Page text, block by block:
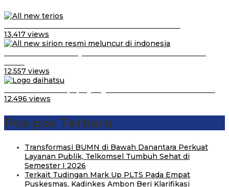
13.417 views
12.557 views
12.496 views
Pos-pos Terbaru
Transformasi BUMN di Bawah Danantara Perkuat
Layanan Publik, Telkomsel Tumbuh Sehat di
Semester I 2026
Terkait Tudingan Mark Up PLTS Pada Empat
Puskesmas, Kadinkes Ambon Beri Klarifikasi